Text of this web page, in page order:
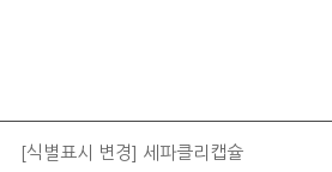
[식별표시 변경] 세파클리캡슐